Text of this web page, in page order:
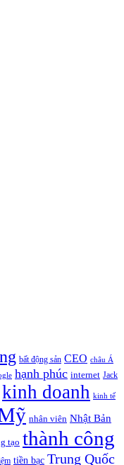
bất động sản CEO châu Á
hạnh phúc internet Jack
kinh doanh kinh tế
nhân viên Nhật Bản
tạo thành công
tiền bạc Trung Quốc